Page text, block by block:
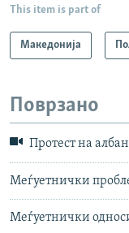
This item is part of
Македонија
Поврзано
Протест на
Меѓуетнички
Меѓуетнички